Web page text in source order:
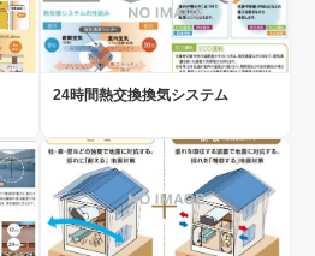
24時間熱交換換気システム